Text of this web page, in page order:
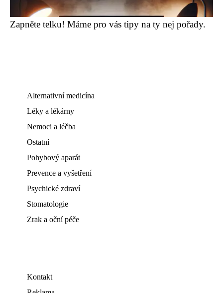
Zapněte telku! Máme pro vás tipy na ty nej pořady.
Alternativní medicína
Léky a lékárny
Nemoci a léčba
Ostatní
Pohybový aparát
Prevence a vyšetření
Psychické zdraví
Stomatologie
Zrak a oční péče
Kontakt